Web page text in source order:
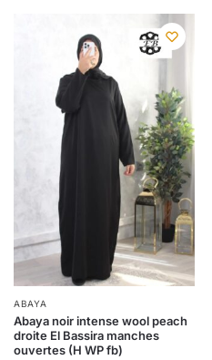
ABAYA
Abaya noir intense wool peach
droite El Bassira manches
ouvertes (H WP fb)